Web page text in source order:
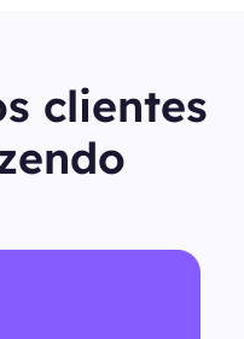
clientes